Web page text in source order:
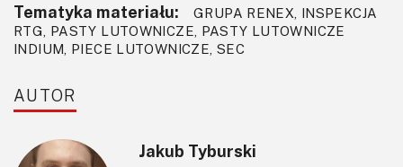
Tematyka materiału:
GRUPA RENEX, INSPEKCJA
RTG, PASTY LUTOWNICZE, PASTY LUTOWNICZE
INDIUM, PIECE LUTOWNICZE, SEC
AUTOR
Jakub Tyburski